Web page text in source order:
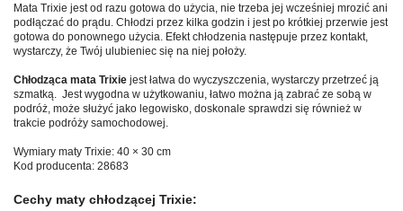
Mata Trixie jest od razu gotowa do użycia, nie trzeba jej wcześniej mrozić ani
podłączać do prądu. Chłodzi przez kilka godzin i jest po krótkiej przerwie jest
gotowa do ponownego użycia. Efekt chłodzenia następuje przez kontakt,
wystarczy, że Twój ulubieniec się na niej położy.
Chłodząca mata Trixie jest łatwa do wyczyszczenia, wystarczy przetrzeć ją
szmatką. Jest wygodna w użytkowaniu, łatwo można ją zabrać ze sobą w
podróż, może służyć jako legowisko, doskonale sprawdzi się również w
trakcie podróży samochodowej.
Wymiary maty Trixie: 40 × 30 cm
Kod producenta: 28683
Cechy maty chłodzącej Trixie: